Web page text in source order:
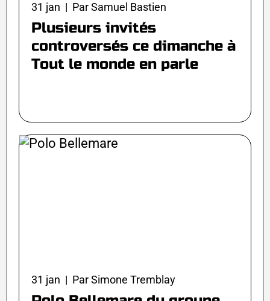
31 jan | Par Samuel Bastien
Plusieurs invités
controversés ce dimanche à
Tout le monde en parle
31 jan | Par Simone Tremblay